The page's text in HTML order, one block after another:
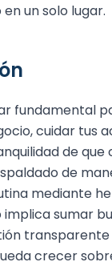
un solo lugar.
cuidar tus
de que
de
mediante
sumar
crecer